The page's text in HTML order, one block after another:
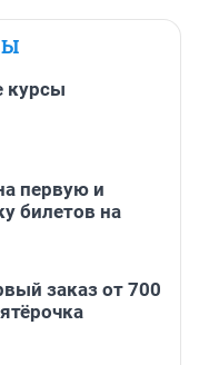
курсы
первую и
билетов на
заказ от 700